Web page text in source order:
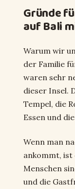
Gründe
auf Bali
Warum wir
der Familie
waren sehr
dieser Insel.
Tempel, die
Essen und
Wenn man
ankommt, ist
Menschen
und die